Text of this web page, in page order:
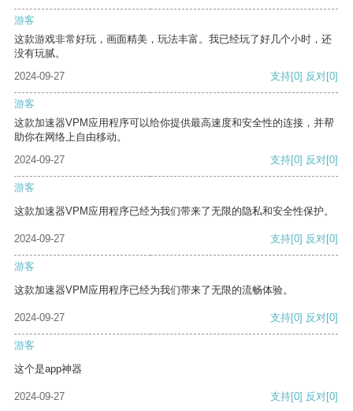
游客
这款游戏非常好玩，画面精美，玩法丰富。我已经玩了好几个小时，还
没有玩腻。
2024-09-27
支持[0] 反对[0]
游客
这款加速器VPM应用程序可以给你提供最高速度和安全性的连接，并帮
助你在网络上自由移动。
2024-09-27
支持[0] 反对[0]
游客
这款加速器VPM应用程序已经为我们带来了无限的隐私和安全性保护。
2024-09-27 支持[0] 反对[0]
游客
这款加速器VPM应用程序已经为我们带来了无限的流畅体验。
2024-09-27 支持[0] 反对[0]
游客
这个是app神器
2024-09-27 支持[0] 反对[0]